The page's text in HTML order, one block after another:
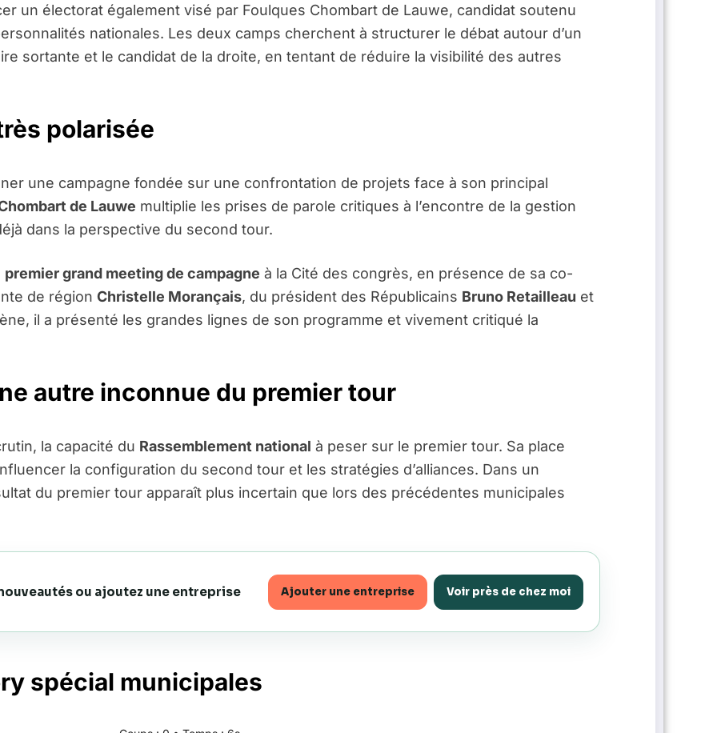
un électorat également visé par Foulques Chombart de Lauwe, candidat soutenu
nationales. Les deux camps cherchent à structurer le débat autour d’un
sortante et le candidat de la droite, en tentant de réduire la visibilité des autres
polarisée
une campagne fondée sur une confrontation de projets face à son principal
de Lauwe multiplie les prises de parole critiques à l’encontre de la gestion
dans la perspective du second tour.
premier grand meeting de campagne à la Cité des congrès, en présence de sa co-
de région Christelle Morançais, du président des Républicains Bruno Retailleau et
il a présenté les grandes lignes de son programme et vivement critiqué la
autre inconnue du premier tour
la capacité du Rassemblement national à peser sur le premier tour. Sa place
la configuration du second tour et les stratégies d’alliances. Dans un
du premier tour apparaît plus incertain que lors des précédentes municipales
ou ajoutez une entreprise
Ajouter une entreprise Voir près de chez moi
spécial municipales